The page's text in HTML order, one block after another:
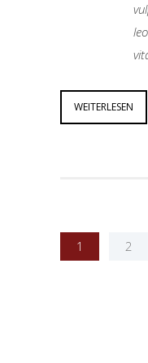
WEITERLESEN
1 2